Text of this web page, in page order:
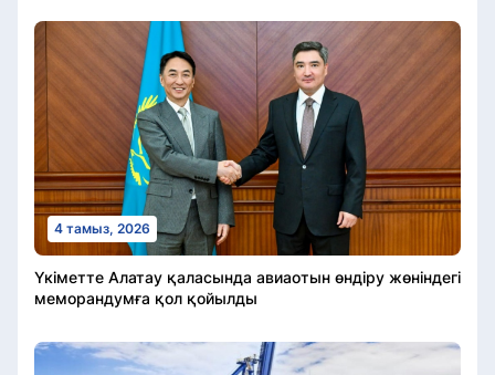
4 тамыз, 2026
Үкіметте Алатау қаласында авиаотын өндіру жөніндегі
меморандумға қол қойылды